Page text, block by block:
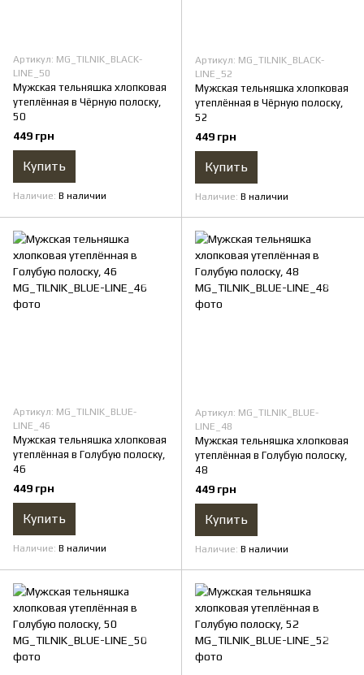
Артикул: MG_TILNIK_BLACK-
LINE_50
Мужская тельняшка хлопковая
утеплённая в Чёрную полоску,
50
449 грн
Купить
Наличие В наличии
Артикул: MG_TILNIK_BLACK-
LINE_52
Мужская тельняшка хлопковая
утеплённая в Чёрную полоску,
52
449 грн
Купить
Наличие В наличии
Артикул: MG_TILNIK_BLUE-
LINE_46
Мужская тельняшка хлопковая
утеплённая в Голубую полоску,
46
449 грн
Купить
Наличие В наличии
Артикул: MG_TILNIK_BLUE-
LINE_48
Мужская тельняшка хлопковая
утеплённая в Голубую полоску,
48
449 грн
Купить
Наличие В наличии